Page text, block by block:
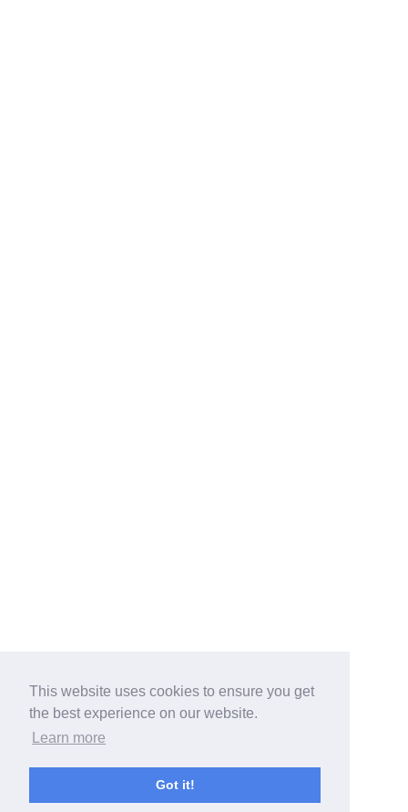
This website uses cookies to ensure you get
the best experience on our website.
Learn more
Got it!